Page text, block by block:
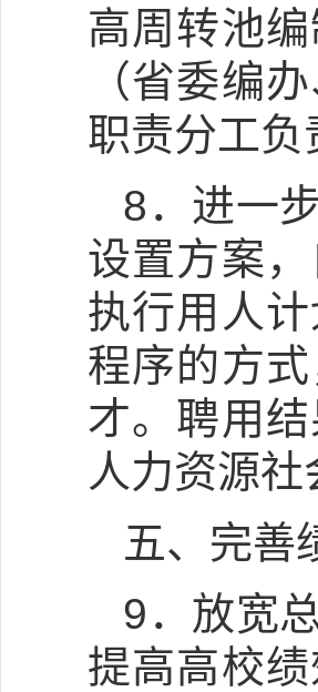
高周转池
（省委编
职责分工负
8．进一
设置方案
执行用人
程序的方
才。聘用
人力资源
五、完善
9．放宽
提高高校